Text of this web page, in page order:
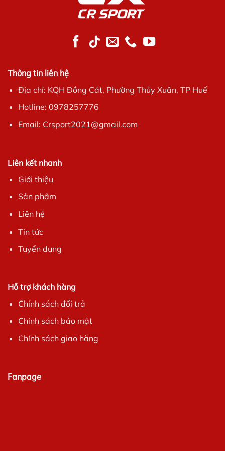
Thông tin liên hệ
Địa chỉ: KQH Đồng Cát, Phường Thủy Xuân, TP Huế
Hotline: 0978257776
Email: Crsport2021@gmail.com
Liên kết nhanh
Giới thiệu
Sản phẩm
Liên hệ
Tin tức
Tuyển dụng
Hỗ trợ khách hàng
Chính sách đổi trả
Chính sách bảo mật
Chính sách giao hàng
Fanpage